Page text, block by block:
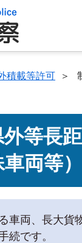
積載等許可 ＞
等長
両等）
車両、長大貨
続です。